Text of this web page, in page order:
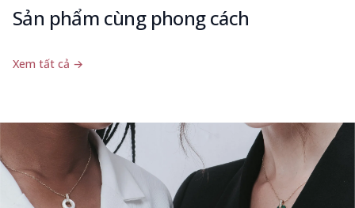
Sản phẩm cùng phong cách
Xem tất cả →